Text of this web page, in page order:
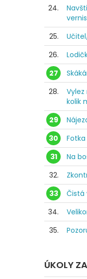
24.
25.
26.
27
28.
kolik
29
30
31
Na
32.
33
Čistá
34.
35.
ÚKOLY